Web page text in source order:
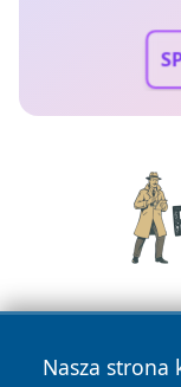
Nasza strona